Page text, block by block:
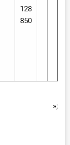
128
850
»;